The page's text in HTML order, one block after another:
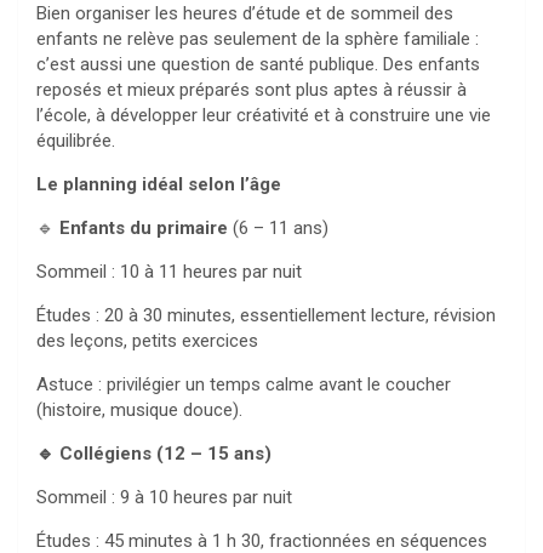
Bien organiser les heures d’étude et de sommeil des
enfants ne relève pas seulement de la sphère familiale :
c’est aussi une question de santé publique. Des enfants
reposés et mieux préparés sont plus aptes à réussir à
l’école, à développer leur créativité et à construire une vie
équilibrée.
Le planning idéal selon l’âge
🔹 Enfants du primaire (6 – 11 ans)
Sommeil : 10 à 11 heures par nuit
Études : 20 à 30 minutes, essentiellement lecture, révision
des leçons, petits exercices
Astuce : privilégier un temps calme avant le coucher
(histoire, musique douce).
🔹 Collégiens (12 – 15 ans)
Sommeil : 9 à 10 heures par nuit
Études : 45 minutes à 1 h 30, fractionnées en séquences